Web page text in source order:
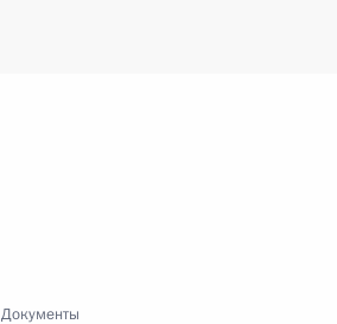
Документы